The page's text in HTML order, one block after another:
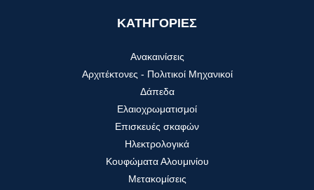
ΚΑΤΗΓΟΡΙΕΣ
Ανακαινίσεις
Αρχιτέκτονες - Πολιτικοί Μηχανικοί
Δάπεδα
Ελαιοχρωματισμοί
Επισκευές σκαφών
Ηλεκτρολογικά
Κουφώματα Αλουμινίου
Μετακομίσεις